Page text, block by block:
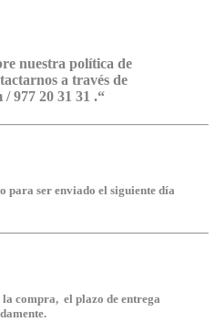
nuestra política de
a través de
977 20 31 31 .“
para ser enviado el siguiente día
compra, el plazo de entrega